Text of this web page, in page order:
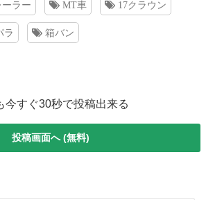
ラー MT車 17クラウン
ラ 箱バン
今すぐ30秒で投稿出来る
投稿画面へ (無料)